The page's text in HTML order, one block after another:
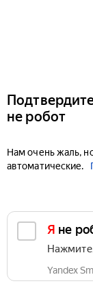
не робот
Нам очень жаль,
автоматические.
Я не
Yandex